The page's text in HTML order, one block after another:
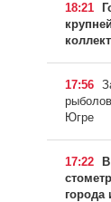
18:21
17:56
Югре
17:22
города